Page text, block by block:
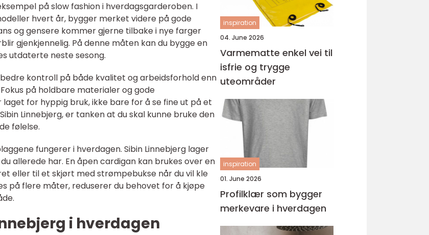
på slow fashion i hverdagsgarderoben. I
hvert år, bygger merket videre på gode
og gensere kommer gjerne tilbake i nye farger
gjenkjennelig. På denne måten kan du bygge en
utdaterte neste sesong.
bedre kontroll på både kvalitet og arbeidsforhold enn
på holdbare materialer og gode
for hyppig bruk, ikke bare for å se fine ut på et
Linnebjerg, er tanken at du skal kunne bruke den
følelse.
fungerer i hverdagen. Sibin Linnebjerg lager
allerede har. En åpen cardigan kan brukes over en
eller til et skjørt med strømpebukse når du vil kle
på flere måter, reduserer du behovet for å kjøpe
i hverdagen
inspiration
04. June 2026
Varmematte enkel vei til
isfrie og trygge
uteområder
inspiration
01. June 2026
Profilklær som bygger
merkevare i hverdagen